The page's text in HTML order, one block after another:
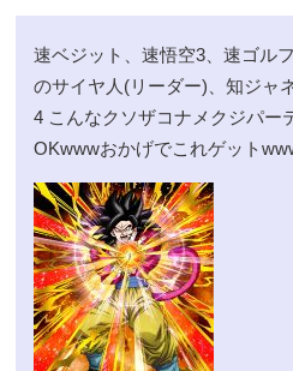
速ベジット、速悟空3、速ゴル
のサイヤ人(リーダー)、知ジャ
4 こんなクソザコナメクジパー
OKwwwおかげでこれゲット